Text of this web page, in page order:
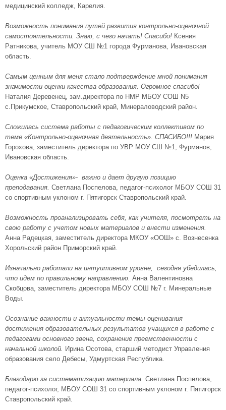
медицинский колледж, Карелия.
Возможность понимания путей развития контрольно-оценочной
самостоятельности. Знаю, с чего начать! Спасибо! Ксения
Ратникова, учитель МОУ СШ №1 города Фурманова, Ивановская
область.
Самым ценным для меня стало подтверждение мной понимания
значимости оценки качества образования. Огромное спасибо!
Наталия Деревенец, зам.директора по НМР МБОУ СОШ N5
с.Прикумское, Ставропольский край, Минераловодский район.
Сложилась система работы с педагогическим коллективом по
теме «Контрольно-оценочная деятельность». СПАСИБО!!! Мария
Горохова, заместитель директора по УВР МОУ СШ №1, Фурманов,
Ивановская область.
Оценка «Достижения»- важно и дает другую позицию
преподавания. Светлана Поспелова, педагог-психолог МБОУ СОШ 31
со спортивным уклоном г. Пятигорск Ставропольский край.
Возможность проанализировать себя, как учителя, посмотреть на
свою работу с учетом новых материалов и внести изменения.
Анна Радецкая, заместитель директора МКОУ «ООШ» с. Вознесенка
Хорольский район Приморский край.
Изначально работали на интуитивном уровне, сегодня убедилась,
что идем по правильному направлению. Анна Валентиновна
Скобцова, заместитель директора МБОУ СОШ №7 г. Минеральные
Воды.
Осознание важности и актуальности темы оценивания
достижения образовательных результатов учащихся в работе с
педагогами основного звена, сохранение преемственности с
начальной школой. Ирина Осотова, старший методист Управления
образования село Дебесы, Удмуртская Республика.
Благодарю за систематизацию материала. Светлана Поспелова,
педагог-психолог, МБОУ СОШ 31 со спортивным уклоном г. Пятигорск
Ставропольский край.